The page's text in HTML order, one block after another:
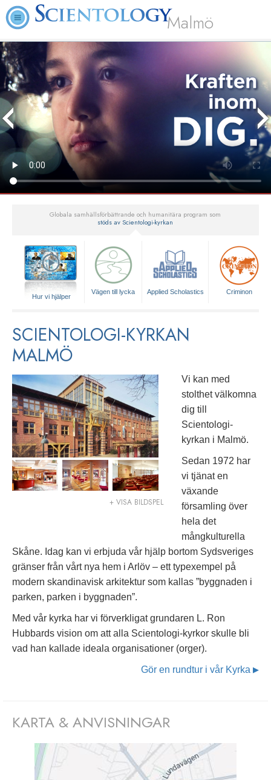
Malmö
Globala samhällsförbättrande och humanitära program som
stöds av Scientologi-kyrkan
Hur vi hjälper
Vägen till lycka Applied Scholastics Criminon
SCIENTOLOGI-KYRKAN
MALMÖ
+ VISA BILDSPEL
Vi kan med
stolthet välkomna
dig till
Scientologi-
kyrkan i Malmö.
Sedan 1972 har
vi tjänat en
växande
församling över
hela det
mångkulturella
Skåne. Idag kan vi erbjuda vår hjälp bortom Sydsveriges
gränser från vårt nya hem i Arlöv – ett typexempel på
modern skandinavisk arkitektur som kallas ”byggnaden i
parken, parken i byggnaden”.
Med vår kyrka har vi förverkligat grundaren L. Ron
Hubbards vision om att alla Scientologi-kyrkor skulle bli
vad han kallade ideala organisationer (orger).
Gör en rundtur i vår Kyrka ▶
KARTA & ANVISNINGAR